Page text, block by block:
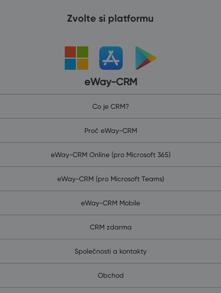
Zvolte si platformu
eWay-CRM
Co je CRM?
Proč eWay-CRM
eWay-CRM Online (pro Microsoft 365)
eWay-CRM (pro Microsoft Teams)
eWay-CRM Mobile
CRM zdarma
Společnosti a kontakty
Obchod